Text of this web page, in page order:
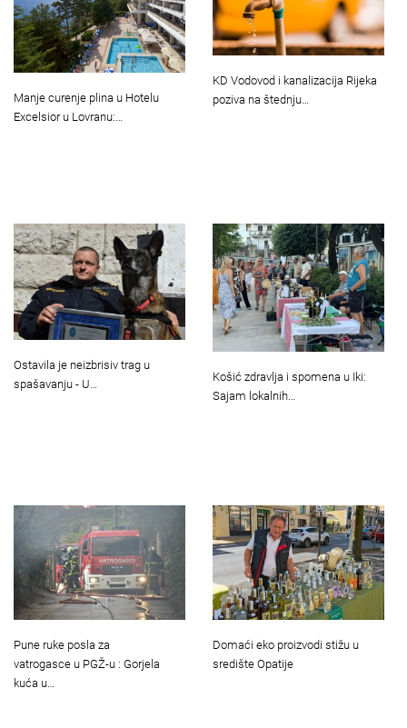
Manje curenje plina u Hotelu
Excelsior u Lovranu:…
KD Vodovod i kanalizacija Rijeka
poziva na štednju…
Ostavila je neizbrisiv trag u
spašavanju - U…
Košić zdravlja i spomena u Iki:
Sajam lokalnih…
Pune ruke posla za
vatrogasce u PGŽ-u : Gorjela
kuća u…
Domaći eko proizvodi stižu u
središte Opatije